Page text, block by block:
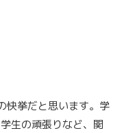
快挙だと思います。学
生の頑張りなど、関